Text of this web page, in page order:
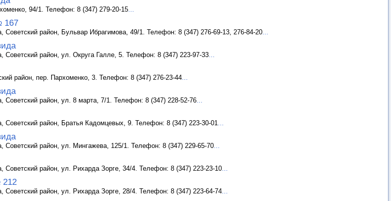
94/1. Телефон: 8 (347) 279-20-15
167
район, Бульвар Ибрагимова, 49/1. Телефон: 8 (347) 276-69-13, 276-84-20
район, ул. Округа Галле, 5. Телефон: 8 (347) 223-97-33
район, пер. Пархоменко, 3. Телефон: 8 (347) 276-23-44
район, ул. 8 марта, 7/1. Телефон: 8 (347) 228-52-76
район, Братья Кадомцевых, 9. Телефон: 8 (347) 223-30-01
Советский район, ул. Мингажева, 125/1. Телефон: 8 (347) 229-65-70
район, ул. Рихарда Зорге, 34/4. Телефон: 8 (347) 223-23-10
212
район, ул. Рихарда Зорге, 28/4. Телефон: 8 (347) 223-64-74